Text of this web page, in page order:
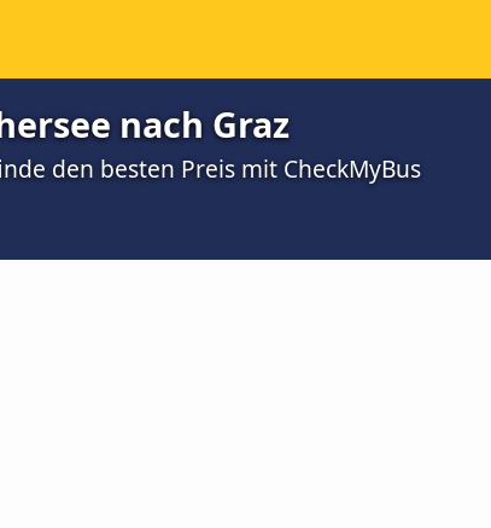
nach Graz
den besten Preis mit CheckMyBus